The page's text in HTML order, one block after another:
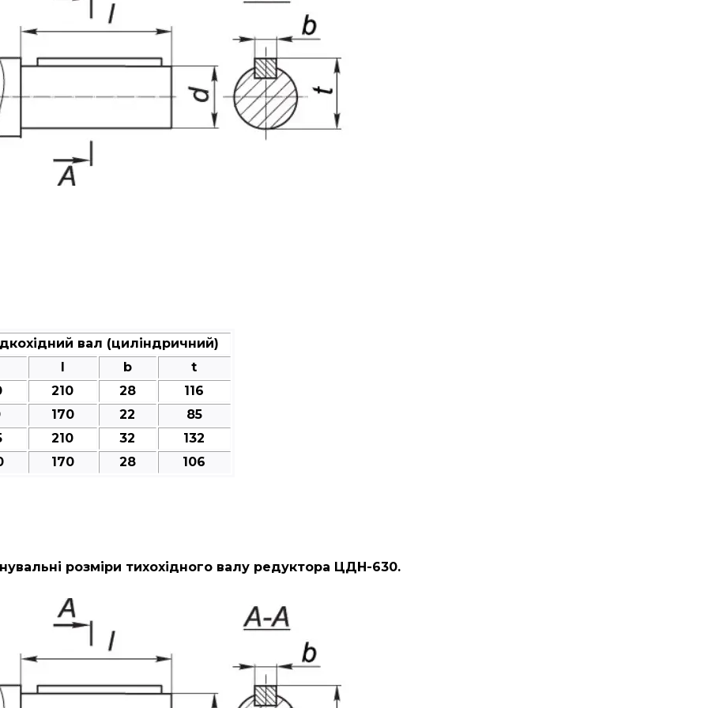
вал (циліндричний)
b
t
210 28
116
170 22
85
210 32
132
170 28 106
розміри тихохідного валу редуктора ЦДН-630.